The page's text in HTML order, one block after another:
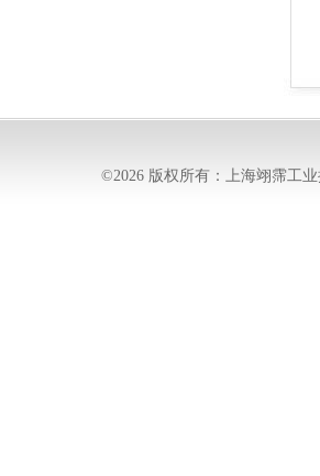
©2026 版权所有：上海翊霈工